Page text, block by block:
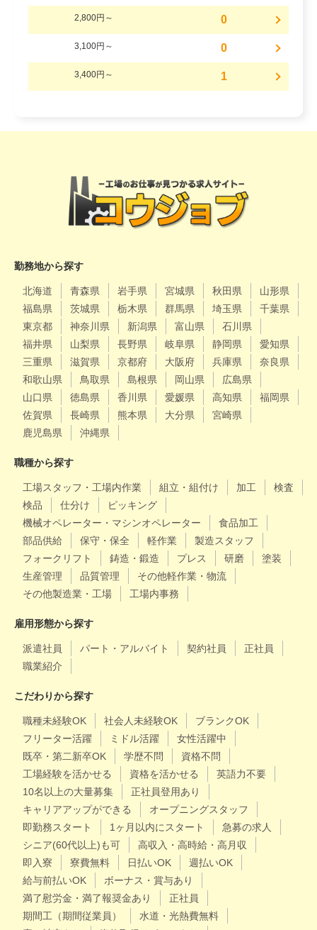
2,800円～ 0
3,100円～ 0
3,400円～ 1
勤務地から探す
北海道 青森県 岩手県 宮城県 秋田県
山形県
福島県
茨城県 栃木県 群馬県 埼玉県
千葉県
東京都
神奈川県 新潟県 富山県
石川県
福井県
山梨県 長野県 岐阜県 静岡県
愛知県
三重県
滋賀県 京都府 大阪府 兵庫県
奈良県
和歌山県
鳥取県 島根県 岡山県
広島県
山口県
徳島県 香川県 愛媛県 高知県
福岡県
佐賀県
長崎県 熊本県 大分県
宮崎県
鹿児島県
沖縄県
職種から探す
工場スタッフ・工場内作業 組立・組付け 加工
検査
検品
仕分け
ピッキング
機械オペレーター・マシンオペレーター
食品加工
部品供給
保守・保全 軽作業
製造スタッフ
フォークリフト
鋳造・鍛造 プレス 研磨
塗装
生産管理
品質管理
その他軽作業・物流
その他製造業・工場
工場内事務
雇用形態から探す
派遣社員 パート・アルバイト 契約社員
正社員
職業紹介
こだわりから探す
職種未経験OK 社会人未経験OK
ブランクOK
フリーター活躍
ミドル活躍
女性活躍中
既卒・第二新卒OK
学歴不問
資格不問
工場経験を活かせる
資格を活かせる
英語力不要
10名以上の大量募集
正社員登用あり
キャリアアップができる
オープニングスタッフ
即勤務スタート
1ヶ月以内にスタート
急募の求人
シニア(60代以上)も可
高収入・高時給・高月収
即入寮
寮費無料 日払いOK
週払いOK
給与前払いOK
ボーナス・賞与あり
満了慰労金・満了報奨金あり
正社員
期間工（期間従業員）
水道・光熱費無料